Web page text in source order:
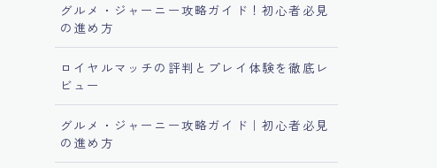
グルメ・ジャーニー攻略ガイド！初心者必見
の進め方
ロイヤルマッチの評判とプレイ体験を徹底レ
ビュー
グルメ・ジャーニー攻略ガイド｜初心者必見
の進め方